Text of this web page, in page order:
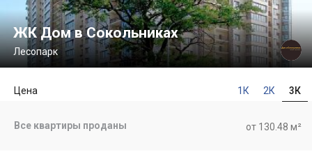
ЖК Дом в Сокольниках
Лесопарк
1К 2К 3К
Цена
от 130.48 м²
Все квартиры проданы